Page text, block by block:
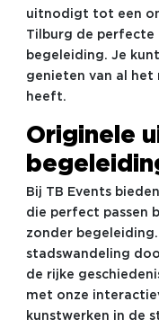
uitnodigt tot een
Tilburg de perfecte
begeleiding. Je
genieten van al het
heeft.
Originele
Bij TB Events
die perfect passen
zonder
stadswandeling
de rijke
met onze
kunstwerken in de